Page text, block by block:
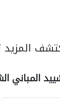
المزيد
المباني